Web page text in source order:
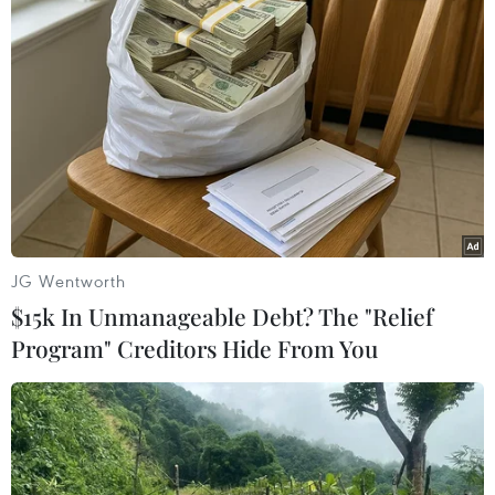
Phép thử sức chống chịu của kinh tế
07/08/2026 12:35
Thuế polysilicon: Doanh nghiệp Hàn
Quốc tại Mỹ có lợi thế
07/08/2026 12:17
Tầm nhìn bán dẫn của Malaysia: Đi
từ thế mạnh sẵn có lên nấc thang giá
trị cao
07/08/2026 11:51
JG Wentworth
$15k In Unmanageable Debt? The "Relief
Program" Creditors Hide From You